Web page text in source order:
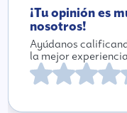
¡Tu opinión es
nosotros!
Ayúdanos
la mejor experiencia